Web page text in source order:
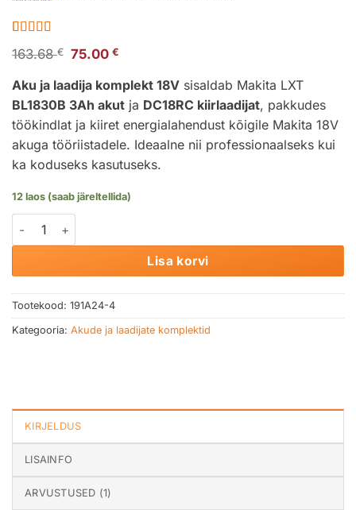
Hinnatud
5/5
1
kliendi
põhjal
163.68€ Algne
oli:
163.68 €.
75.00€
on:
75.00 €.
Aku ja laadija komplekt 18V sisaldab Makita LXT
BL1830B 3Ah akut ja DC18RC kiirlaadijat, pakkudes
töökindlat ja kiiret energialahendust kõigile Makita 18V
akuga tööriistadele. Ideaalne nii professionaalseks kui
ka koduseks kasutuseks.
12 laos (saab järeltellida)
Aku ja laadija komplekt 18V, 1XBL1830B(3Ah),
Lisa korvi
Tootekood: 191A24-4
Kategooria: Akude ja laadijate komplektid
KIRJELDUS
LISAINFO
ARVUSTUSED (1)